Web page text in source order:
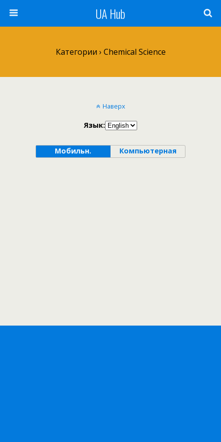
UA Hub
Категории › Chemical Science
Наверх
Язык:
Мобильн. Компьютерная